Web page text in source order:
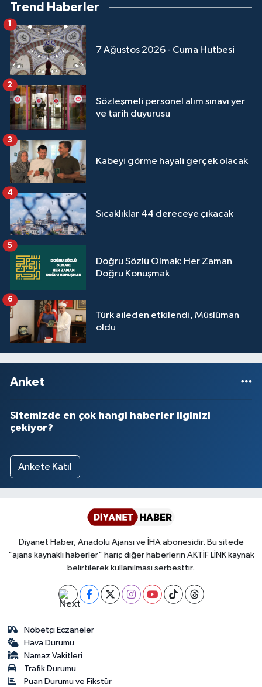
Trend Haberler
7 Ağustos 2026 - Cuma Hutbesi
1
Sözleşmeli personel alım sınavı yer
ve tarih duyurusu
2
Kabeyi görme hayali gerçek olacak
3
Sıcaklıklar 44 dereceye çıkacak
4
Doğru Sözlü Olmak: Her Zaman
Doğru Konuşmak
5
Türk aileden etkilendi, Müslüman
oldu
6
Anket
Sitemizde en çok hangi haberler ilginizi
çekiyor?
Ankete Katıl
Diyanet Haber, Anadolu Ajansı ve İHA abonesidir. Bu sitede
"ajans kaynaklı haberler" hariç diğer haberlerin AKTİF LİNK kaynak
belirtilerek kullanılması serbesttir.
Nöbetçi Eczaneler
Hava Durumu
Namaz Vakitleri
Trafik Durumu
Puan Durumu ve Fikstür
Tokat Müftülüğü
Trabzon Müftülüğü
Tunceli Müftülüğü
Uşak Müftülüğü
Van Müftülüğü
Yalova Müftülüğü
Yozgat Müftülüğü
Zonguldak Müftülüğü